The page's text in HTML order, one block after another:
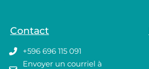
Contact
+596 696 115 091
Envoyer un courriel à